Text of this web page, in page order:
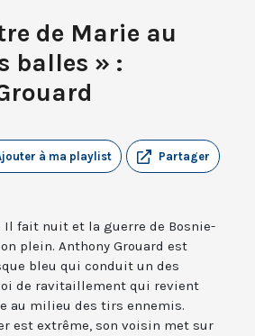
de Marie au
balles » :
Partager
à ma playlist
Il fait nuit et la guerre de Bosnie-
plein. Anthony Grouard est
bleu qui conduit un des
de ravitaillement qui revient
au milieu des tirs ennemis.
est extrême, son voisin met sur